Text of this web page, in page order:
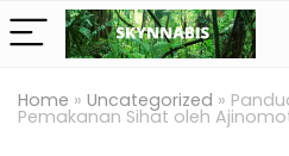
Home » Uncategorized »
Pemakanan Sihat oleh